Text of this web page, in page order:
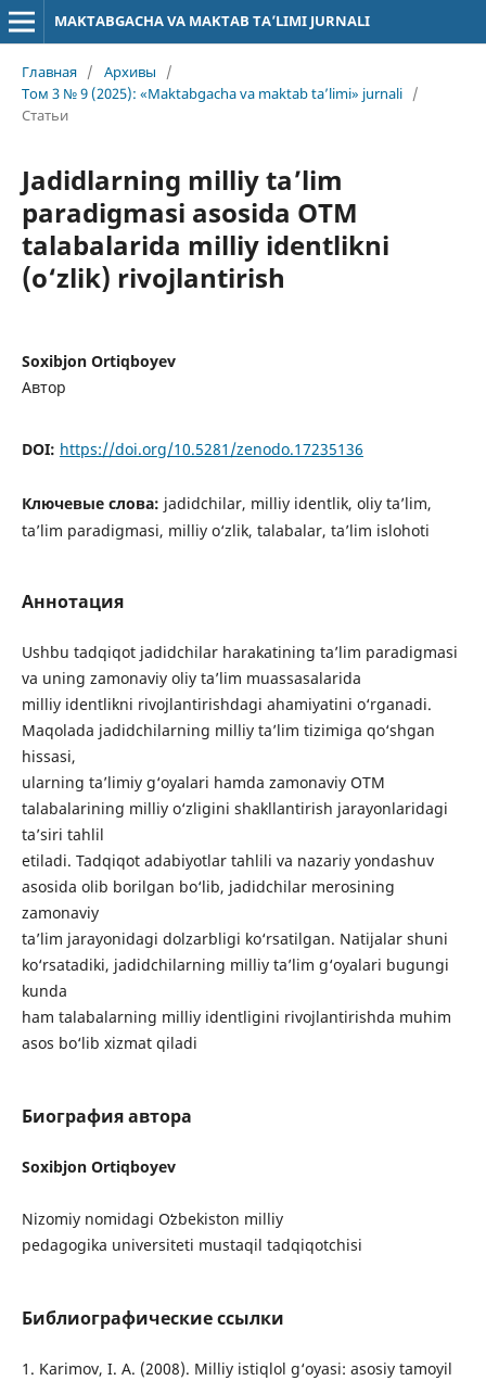
MAKTABGACHA VA MAKTAB TA’LIMI JURNALI
Главная / Архивы
/
Том 3 № 9 (2025): «Maktabgacha va maktab ta’limi» jurnali /
Статьи
Jadidlarning milliy ta’lim
paradigmasi asosida OTM
talabalarida milliy identlikni
(o‘zlik) rivojlantirish
Soxibjon Ortiqboyev
Автор
DOI: https://doi.org/10.5281/zenodo.17235136
Ключевые слова: jadidchilar, milliy identlik, oliy ta’lim,
ta’lim paradigmasi, milliy o‘zlik, talabalar, ta’lim islohoti
Аннотация
Ushbu tadqiqot jadidchilar harakatining ta’lim paradigmasi
va uning zamonaviy oliy ta’lim muassasalarida
milliy identlikni rivojlantirishdagi ahamiyatini o‘rganadi.
Maqolada jadidchilarning milliy ta’lim tizimiga qo‘shgan
hissasi,
ularning ta’limiy g‘oyalari hamda zamonaviy OTM
talabalarining milliy o‘zligini shakllantirish jarayonlaridagi
ta’siri tahlil
etiladi. Tadqiqot adabiyotlar tahlili va nazariy yondashuv
asosida olib borilgan bo‘lib, jadidchilar merosining
zamonaviy
ta’lim jarayonidagi dolzarbligi ko‘rsatilgan. Natijalar shuni
ko‘rsatadiki, jadidchilarning milliy ta’lim g‘oyalari bugungi
kunda
ham talabalarning milliy identligini rivojlantirishda muhim
asos bo‘lib xizmat qiladi
Биография автора
Soxibjon Ortiqboyev
Nizomiy nomidagi Oʻzbekiston milliy
pedagogika universiteti mustaqil tadqiqotchisi
Библиографические ссылки
1. Karimov, I. A. (2008). Milliy istiqlol g‘oyasi: asosiy tamoyil